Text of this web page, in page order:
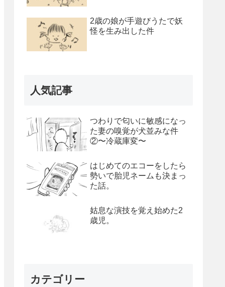
2歳の娘が手遊びうたで妖
怪を生み出した件
人気記事
つわりで匂いに敏感になっ
た妻の嗅覚が犬並みな件
②〜冷蔵庫変〜
はじめてのエコーをしたら
勢いで胎児ネームも決まっ
た話。
姑息な演技を覚え始めた2
歳児。
カテゴリー